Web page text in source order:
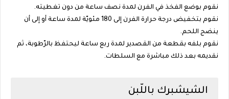
نقوم بوضع الفخذ في الفرن لمدة نصف ساعة من دون تغطيته.
نقوم بتخفيض درجة حرارة الفرن إلى 180 مئويّة لمدة ساعة أو إلى أن
ينضج اللحم.
نقوم بلفه بقطعة من القصدير لمدة ربع ساعة ليحتفظ بالرّطوبة، ثم
نقديمه بعد ذلك مباشرة مع السلطات.
الشيشبرك باللّبن